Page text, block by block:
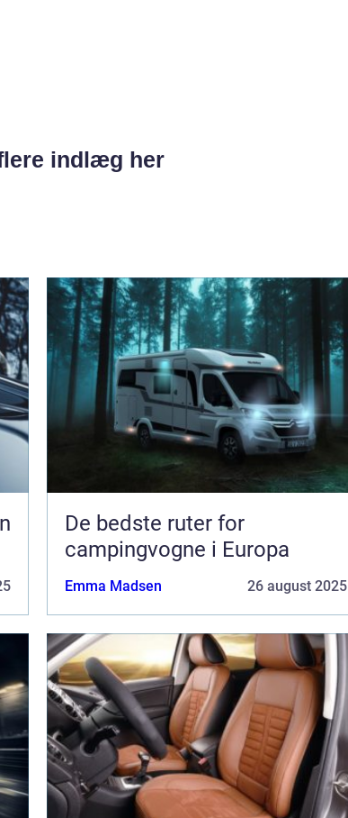
indlæg her
De bedste ruter for
campingvogne i Europa
Emma Madsen 26 august 2025